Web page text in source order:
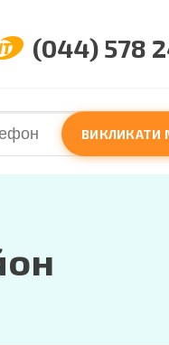
(044) 578
ВИКЛИКАТИ